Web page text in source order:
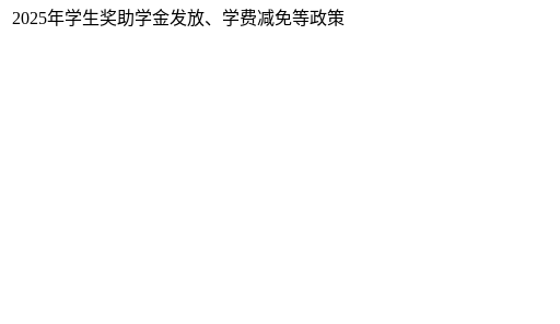
2025年学生奖助学金发放、学费减免等政策